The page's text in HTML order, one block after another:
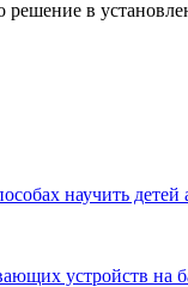
решение в
научить
устройств на